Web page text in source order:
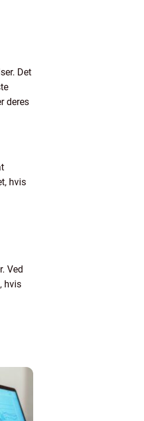
Det
deres
hvis
Ved
hvis